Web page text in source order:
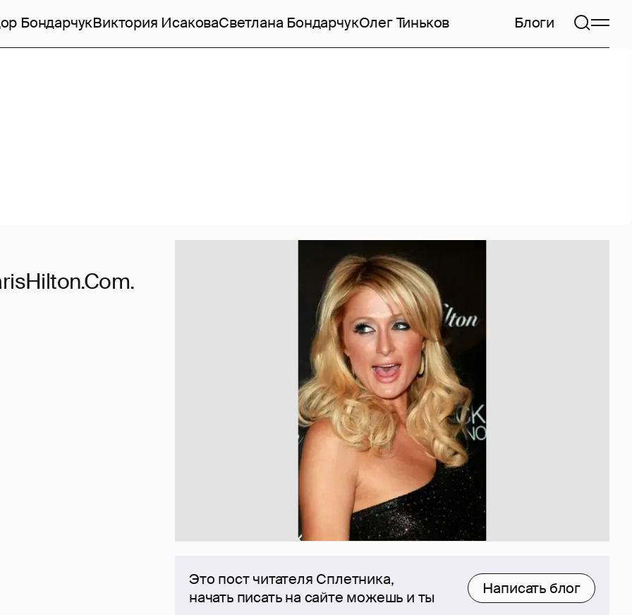
БондарчукВиктория ИсаковаСветлана БондарчукОлег Тиньков Блоги
Это пост читателя Сплетника,
начать писать на сайте можешь и ты
Написать блог